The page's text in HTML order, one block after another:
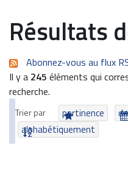
Résultats
Abonnez-vous au flux
Il y a 245 éléments qui
recherche.
Trier par pertinence
alphabétiquement